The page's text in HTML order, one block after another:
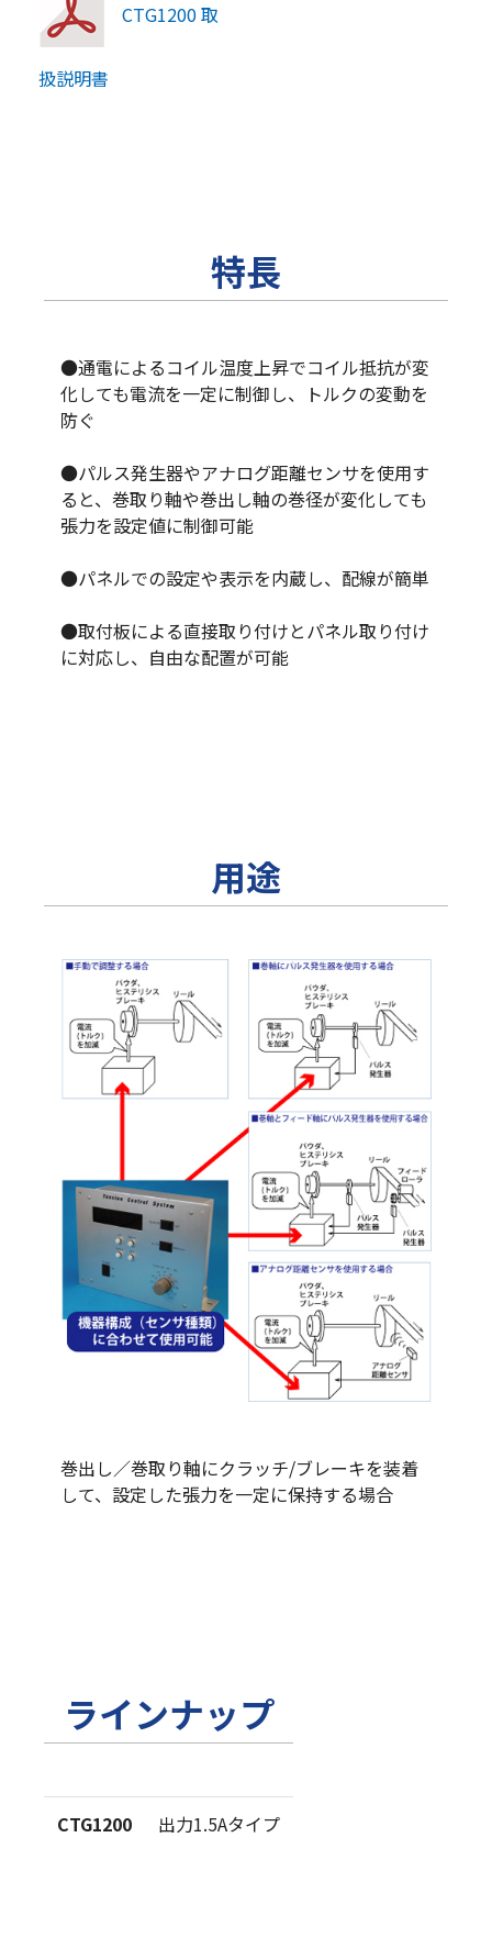
CTG1200 取
扱説明書
特長
●通電によるコイル温度上昇でコイル抵抗が変
化しても電流を一定に制御し、トルクの変動を
防ぐ
●パルス発生器やアナログ距離センサを使用す
ると、巻取り軸や巻出し軸の巻径が変化しても
張力を設定値に制御可能
●パネルでの設定や表示を内蔵し、配線が簡単
●取付板による直接取り付けとパネル取り付け
に対応し、自由な配置が可能
用途
巻出し／巻取り軸にクラッチ/ブレーキを装着
して、設定した張力を一定に保持する場合
ラインナップ
CTG1200 出力1.5Aタイプ